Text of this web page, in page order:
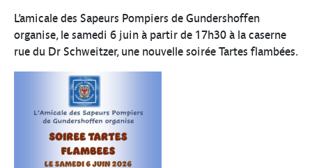
L’amicale des Sapeurs Pompiers de Gundershoffen
organise, le samedi 6 juin à partir de 17h30 à la caserne
rue du Dr Schweitzer, une nouvelle soirée Tartes flambées.